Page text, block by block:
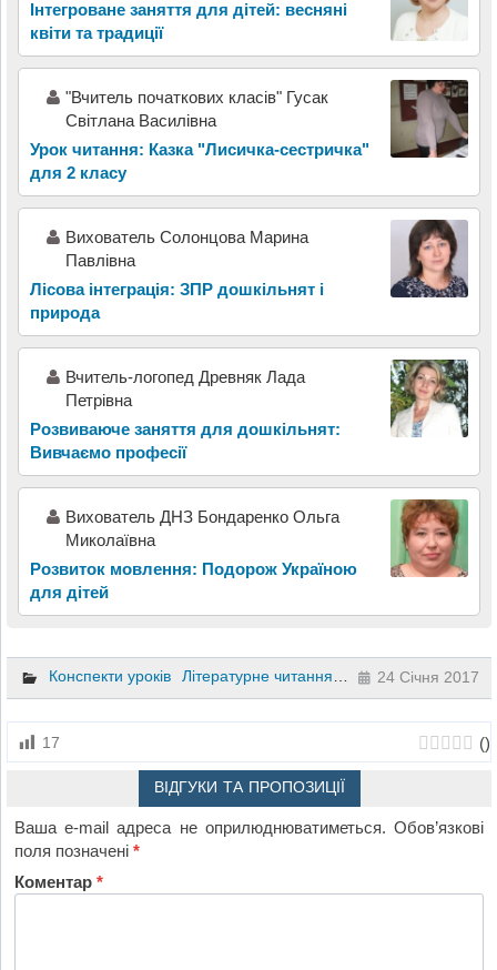
Інтегроване заняття для дітей: весняні
квіти та традиції
"Вчитель початкових класів" Гусак
Світлана Василівна
Урок читання: Казка "Лисичка-сестричка"
для 2 класу
Вихователь Солонцова Марина
Павлівна
Лісова інтеграція: ЗПР дошкільнят і
природа
Вчитель-логопед Древняк Лада
Петрівна
Розвиваюче заняття для дошкільнят:
Вивчаємо професії
Вихователь ДНЗ Бондаренко Ольга
Миколаївна
Розвиток мовлення: Подорож Україною
для дітей
Конспекти уроків Літературне читання Художня культура
24 Січня 2017
17 ()
ВІДГУКИ ТА ПРОПОЗИЦІЇ
Ваша e-mail адреса не оприлюднюватиметься. Обов’язкові
поля позначені*
Коментар*